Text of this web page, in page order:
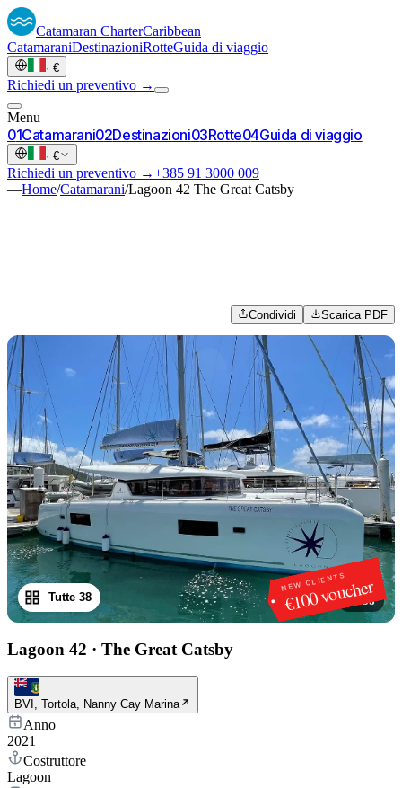
Catamaran CharterCaribbean
CatamaraniDestinazioniRotteGuida di viaggio
· €
Richiedi un preventivo →
Menu
01Catamarani02Destinazioni03Rotte04Guida di viaggio
· €
Richiedi un preventivo →+385 91 3000 009
—Home/Catamarani/Lagoon 42 The Great Catsby
Condividi Scarica PDF
NEW CLIENTS
€100 voucher
1/38
Tutte 38
Lagoon 42 · The Great Catsby
BVI, Tortola, Nanny Cay Marina
Anno
2021
Costruttore
Lagoon